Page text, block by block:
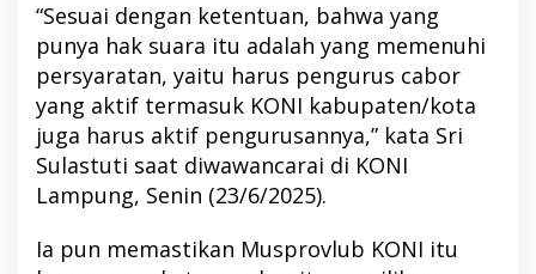
“Sesuai dengan ketentuan, bahwa yang
punya hak suara itu adalah yang memenuhi
persyaratan, yaitu harus pengurus cabor
yang aktif termasuk KONI kabupaten/kota
juga harus aktif pengurusannya,” kata Sri
Sulastuti saat diwawancarai di KONI
Lampung, Senin (23/6/2025).
Ia pun memastikan Musprovlub KONI itu